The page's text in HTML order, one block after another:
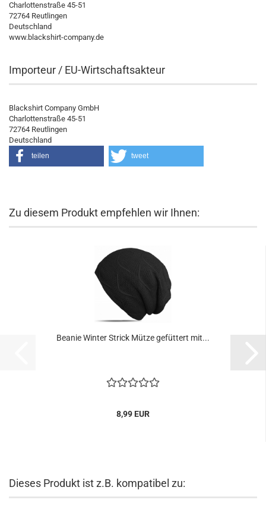
Charlottenstraße 45-51
72764 Reutlingen
Deutschland
www.blackshirt-company.de
Importeur / EU-Wirtschaftsakteur
Blackshirt Company GmbH
Charlottenstraße 45-51
72764 Reutlingen
Deutschland
teilen tweet
Zu diesem Produkt empfehlen wir Ihnen:
Beanie Winter Strick Mütze gefüttert mit...
8,99 EUR
Dieses Produkt ist z.B. kompatibel zu: